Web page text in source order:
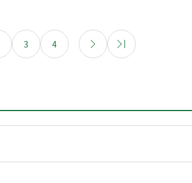
3 4